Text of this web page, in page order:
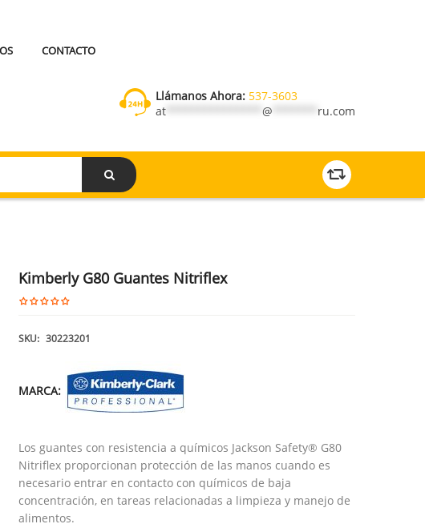
CONTACTO
Llámanos Ahora: 537-3603
at
@ ru.com
Kimberly G80 Guantes Nitriflex
SKU: 30223201
MARCA:
Los guantes con resistencia a químicos Jackson Safety® G80
Nitriflex proporcionan protección de las manos cuando es
necesario entrar en contacto con químicos de baja
concentración, en tareas relacionadas a limpieza y manejo de
alimentos.